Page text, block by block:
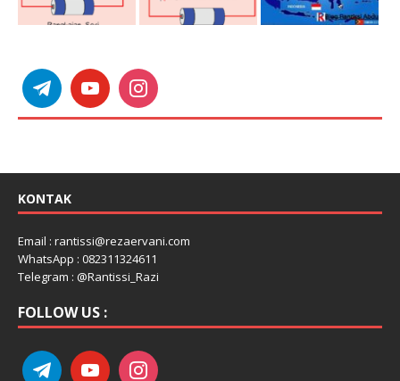
KONTAK
Email : rantissi@rezaervani.com
WhatsApp : 082311324611
Telegram : @Rantissi_Razi
FOLLOW US :